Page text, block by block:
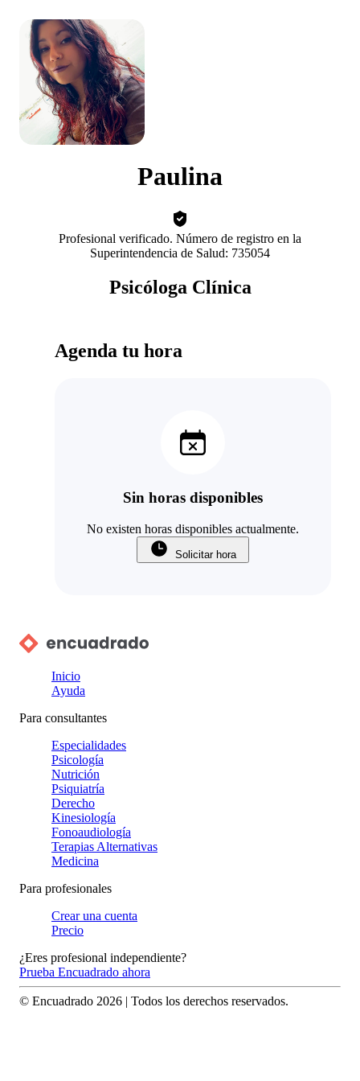
Paulina
Profesional verificado. Número de registro en la
Superintendencia de Salud: 735054
Psicóloga Clínica
Agenda tu hora
Sin horas disponibles
No existen horas disponibles actualmente.
Solicitar hora
Inicio
Ayuda
Para consultantes
Especialidades
Psicología
Nutrición
Psiquiatría
Derecho
Kinesiología
Fonoaudiología
Terapias Alternativas
Medicina
Para profesionales
Crear una cuenta
Precio
¿Eres profesional independiente?
Prueba Encuadrado ahora
© Encuadrado 2026 | Todos los derechos reservados.